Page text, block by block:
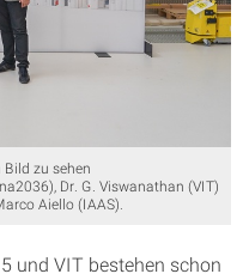
zu sehen
Dr. G. Viswanathan (VIT)
Aiello (IAAS).
und VIT bestehen schon